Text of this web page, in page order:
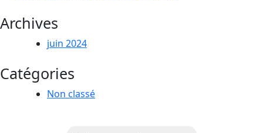
Archives
juin 2024
Catégories
Non classé